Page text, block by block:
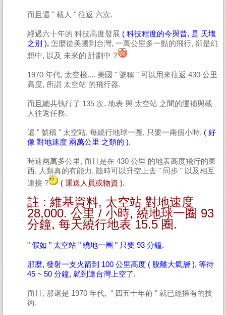
而且還 " 載人 " 往返 六次.
經過六十年的 科技高度發展 ( 科技程度的今與昔, 是 天壤
之別 ), 怎麼從美國到台灣, 一萬公里多一點的飛行, 卻是幻
想中, 以及 未來的 計劃中 ?
1970 年代, 太空梭.... 美國 " 號稱 " 可以用來往返 430 公里
高度, 所謂 太空站 的飛行器.
而且總共執行了 135 次, 地表 與 太空站 之間的運補與載
人往返任務.
還 " 號稱 " 太空站, 每繞行地球一圈, 只要一兩個小時. ( 好
像 對地速度 兩萬公里 之類的 ).
時速兩萬多公里, 而且是在 430 公里 的地表高度飛行的東
西, 人類真的有能力, 隨時可以升空上去 " 同步 " 以及相互
連接 ?
( 運送人員或物資 ).
註 : 維基資料, 太空站 對地速度
28,000. 公里 / 小時, 繞地球一圈 93
分鐘, 每天繞行地表 15.5 圈.
" 假如 " 太空站 " 繞地一圈 " 只要 93 分鐘.
那麼, 發射一支火箭到 100 公里高度 ( 脫離大氣層 ), 等待
45 ~ 50 分鐘, 就到達台灣上空了.
而且, 那還是 1970 年代, " 四五十年前 " 就已經擁有的技
術.